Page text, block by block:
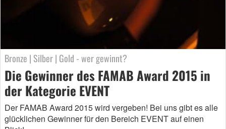
Bronze | Silber | Gold - wer gewinnt?
Die Gewinner des FAMAB Award 2015 in
der Kategorie EVENT
Der FAMAB Award 2015 wird vergeben! Bei uns gibt es alle
glücklichen Gewinner für den Bereich EVENT auf einen